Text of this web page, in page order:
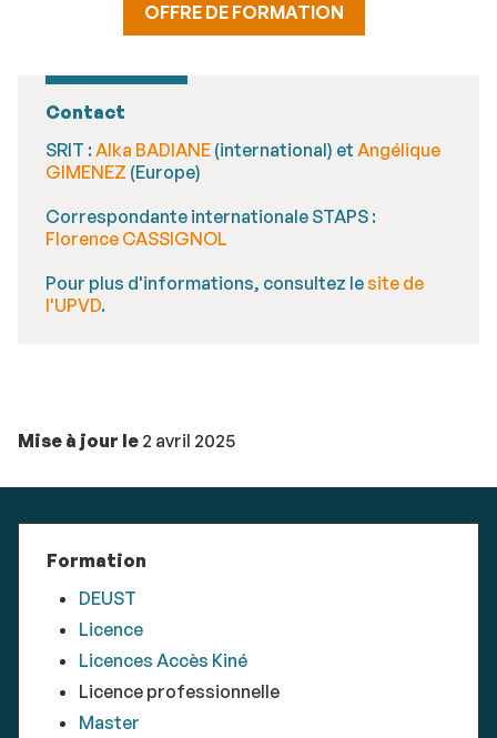
OFFRE DE FORMATION
Contact
SRIT :Alka BADIANE (international) et Angélique
GIMENEZ (Europe)
Correspondante internationale STAPS :
Florence CASSIGNOL
Pour plus d'informations, consultez lesite de
l'UPVD.
Mise à jour le 2 avril 2025
Formation
DEUST
Licence
Licences Accès Kiné
Licence professionnelle
Master